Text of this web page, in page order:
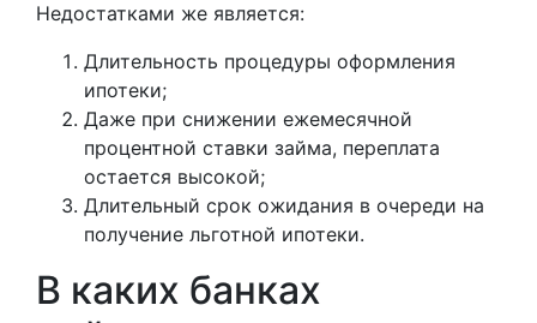
Недостатками же является:
Длительность процедуры оформления
ипотеки;
Даже при снижении ежемесячной
процентной ставки займа, переплата
остается высокой;
Длительный срок ожидания в очереди на
получение льготной ипотеки.
В каких банках